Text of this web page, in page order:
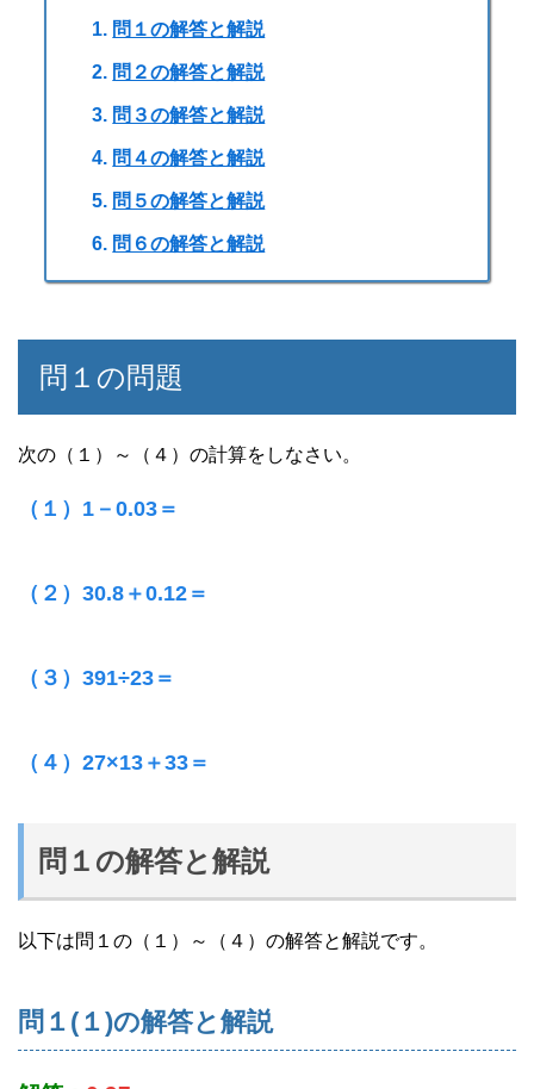
問１の解答と解説
問２の解答と解説
問３の解答と解説
問４の解答と解説
問５の解答と解説
問６の解答と解説
問１の問題
次の（１）～（４）の計算をしなさい。
（１）1－0.03＝
（２）30.8＋0.12＝
（３）391÷23＝
（４）27×13＋33＝
問１の解答と解説
以下は問１の（１）～（４）の解答と解説です。
問１(１)の解答と解説